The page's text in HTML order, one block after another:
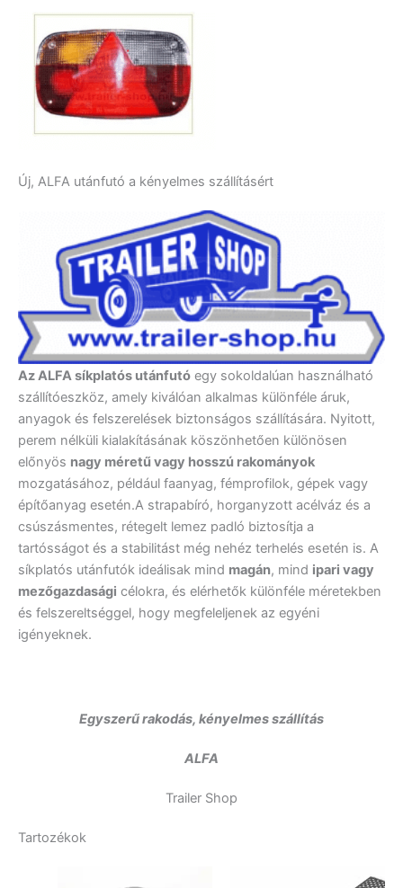
Új, ALFA utánfutó a kényelmes szállításért
Az ALFA síkplatós utánfutó egy sokoldalúan használható
szállítóeszköz, amely kiválóan alkalmas különféle áruk,
anyagok és felszerelések biztonságos szállítására. Nyitott,
perem nélküli kialakításának köszönhetően különösen
előnyös nagy méretű vagy hosszú rakományok
mozgatásához, például faanyag, fémprofilok, gépek vagy
építőanyag esetén.A strapabíró, horganyzott acélváz és a
csúszásmentes, rétegelt lemez padló biztosítja a
tartósságot és a stabilitást még nehéz terhelés esetén is. A
síkplatós utánfutók ideálisak mind magán, mind ipari vagy
mezőgazdasági célokra, és elérhetők különféle méretekben
és felszereltséggel, hogy megfeleljenek az egyéni
igényeknek.
Egyszerű rakodás, kényelmes szállítás
ALFA
Trailer Shop
Tartozékok